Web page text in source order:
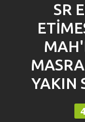
SR
YAKIN